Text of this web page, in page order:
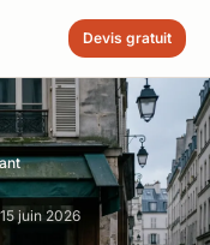
Devis gratuit
juin 2026